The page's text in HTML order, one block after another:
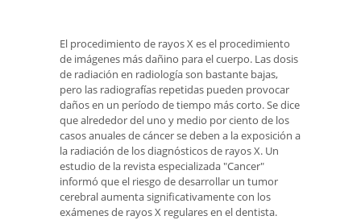
El procedimiento de rayos X es el procedimiento
de imágenes más dañino para el cuerpo. Las dosis
de radiación en radiología son bastante bajas,
pero las radiografías repetidas pueden provocar
daños en un período de tiempo más corto. Se dice
que alrededor del uno y medio por ciento de los
casos anuales de cáncer se deben a la exposición a
la radiación de los diagnósticos de rayos X. Un
estudio de la revista especializada "Cancer"
informó que el riesgo de desarrollar un tumor
cerebral aumenta significativamente con los
exámenes de rayos X regulares en el dentista.